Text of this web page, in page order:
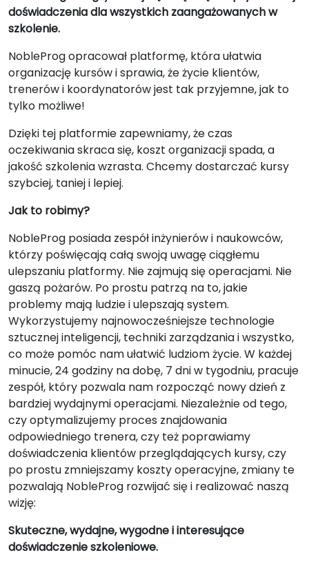
doświadczenia dla wszystkich zaangażowanych w
szkolenie.
NobleProg opracował platformę, która ułatwia
organizację kursów i sprawia, że życie klientów,
trenerów i koordynatorów jest tak przyjemne, jak to
tylko możliwe!
Dzięki tej platformie zapewniamy, że czas
oczekiwania skraca się, koszt organizacji spada, a
jakość szkolenia wzrasta. Chcemy dostarczać kursy
szybciej, taniej i lepiej.
Jak to robimy?
NobleProg posiada zespół inżynierów i naukowców,
którzy poświęcają całą swoją uwagę ciągłemu
ulepszaniu platformy. Nie zajmują się operacjami. Nie
gaszą pożarów. Po prostu patrzą na to, jakie
problemy mają ludzie i ulepszają system.
Wykorzystujemy najnowocześniejsze technologie
sztucznej inteligencji, techniki zarządzania i wszystko,
co może pomóc nam ułatwić ludziom życie. W każdej
minucie, 24 godziny na dobę, 7 dni w tygodniu, pracuje
zespół, który pozwala nam rozpocząć nowy dzień z
bardziej wydajnymi operacjami. Niezależnie od tego,
czy optymalizujemy proces znajdowania
odpowiedniego trenera, czy też poprawiamy
doświadczenia klientów przeglądających kursy, czy
po prostu zmniejszamy koszty operacyjne, zmiany te
pozwalają NobleProg rozwijać się i realizować naszą
wizję:
Skuteczne, wydajne, wygodne i interesujące
doświadczenie szkoleniowe.